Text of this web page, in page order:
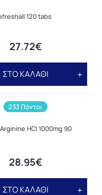
120 tabs
27.72€
ΣΤΟ ΚΑΛΑΘΙ
233 Πόντοι
HCI 1000mg 90
28.95€
ΣΤΟ ΚΑΛΑΘΙ